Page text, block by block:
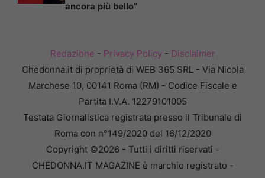
ancora più bello”
Redazione - Privacy Policy- Disclaimer
Chedonna.it di proprietà di WEB 365 SRL - Via Nicola
Marchese 10, 00141 Roma (RM) - Codice Fiscale e
Partita I.V.A. 12279101005
Testata Giornalistica registrata presso il Tribunale di
Roma con n°149/2020 del 16/12/2020
Copyright ©2026 - Tutti i diritti riservati -
CHEDONNA.IT MAGAZINE è marchio registrato -